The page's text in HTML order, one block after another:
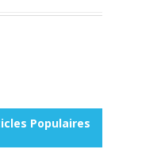
Populaires